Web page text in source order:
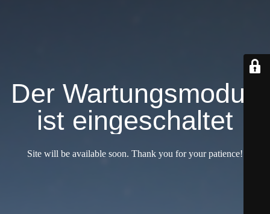
Der Wartungsmodus
ist eingeschaltet
Site will be available soon. Thank you for your patience!